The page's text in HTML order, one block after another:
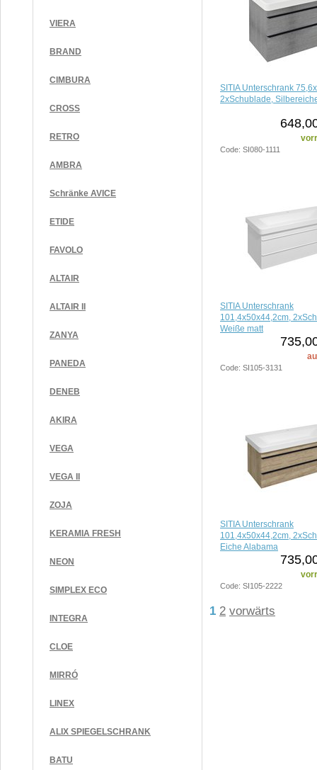
VIERA
BRAND
CIMBURA
CROSS
RETRO
AMBRA
Schränke AVICE
ETIDE
FAVOLO
ALTAIR
ALTAIR II
ZANYA
PANEDA
DENEB
AKIRA
VEGA
VEGA II
ZOJA
KERAMIA FRESH
NEON
SIMPLEX ECO
INTEGRA
CLOE
MIRRÓ
LINEX
ALIX SPIEGELSCHRANK
BATU
SITIA Unterschrank
2xSchublade,
Code: SI080-1111
SITIA Unterschrank
101,4x50x44,2cm,
Weiße matt
Code: SI105-3131
SITIA Unterschrank
101,4x50x44,2cm,
Eiche Alabama
Code: SI105-2222
1 2 vorwärts